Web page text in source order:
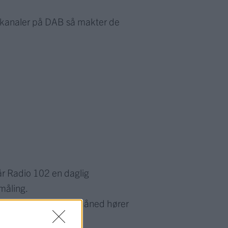
på DAB så makter de
Radio 102 en daglig
og i løpet av en måned hører